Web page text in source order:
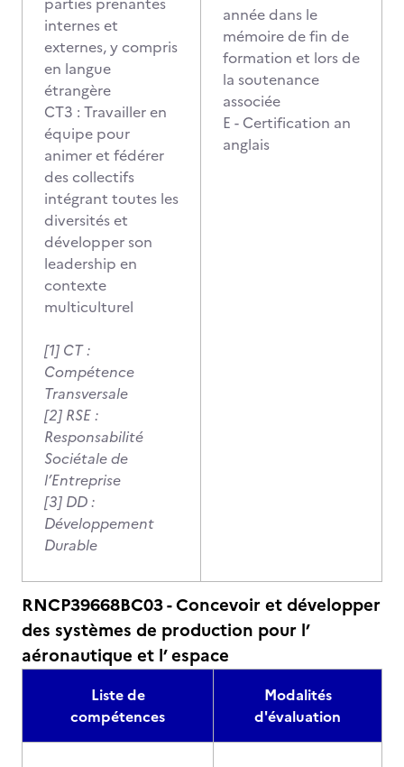
internes et
externes, y compris
en langue
étrangère
CT3 : Travailler en
équipe pour
animer et fédérer
des collectifs
intégrant toutes les
diversités et
développer son
leadership en
contexte
multiculturel
[1] CT :
Compétence
Transversale
[2] RSE :
Responsabilité
Sociétale de
l’Entreprise
[3] DD :
Développement
Durable
année dans le
mémoire de fin de
formation et lors de
la soutenance
associée
E - Certification an
anglais
RNCP39668BC03 - Concevoir et développer
des systèmes de production pour l’
aéronautique et l’ espace
Liste de
compétences
Modalités
d'évaluation